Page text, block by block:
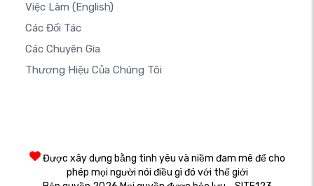
Việc Làm (English)
Các Đối Tác
Các Chuyên Gia
Thương Hiệu Của Chúng Tôi
Được xây dựng bằng tình yêu và niềm đam mê để cho
phép mọi người nói điều gì đó với thế giới